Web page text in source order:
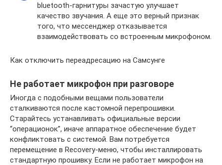
bluetooth-гарнитуры зачастую улучшает
качество звучания. А еще это верный признак
того, что мессенджер отказывается
взаимодействовать со встроенным микрофоном.
Как отключить переадресацию на Самсунге
Не работает микрофон при разговоре
Иногда с подобными вещами пользователи
сталкиваются после кастомной перепрошивки.
Старайтесь устанавливать официальные версии
“операционок”, иначе аппаратное обеспечение будет
конфликтовать с системой. Вам потребуется
перемещение в Recovery-меню, чтобы инсталлировать
стандартную прошивку. Если не работает микрофон на